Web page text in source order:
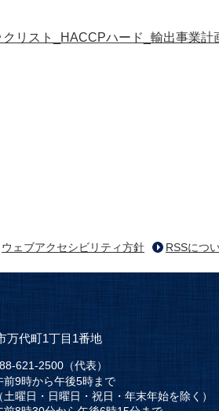
リスト_HACCPハード_輸出事業計
ウェブアクセシビリティ方針 RSSにつ
万代町1丁目1番地
621-2500（代表）
前9時から午後5時まで
土曜日・日曜日・祝日・年末年始を除く）